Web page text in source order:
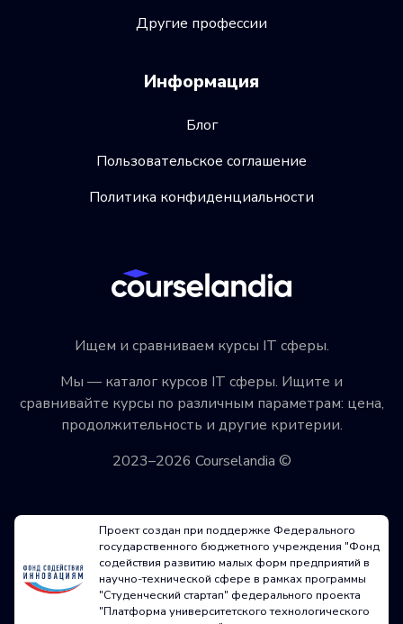
Ищем и сравниваем курсы IT сферы.
Мы — каталог курсов IT сферы. Ищите и
сравнивайте курсы по различным параметрам: цена,
продолжительность и другие критерии.
2023–2026 Courselandia ©
Другие профессии
Информация
Блог
Пользовательское соглашение
Политика конфиденциальности
Проект создан при поддержке Федерального
государственного бюджетного учреждения "Фонд
содействия развитию малых форм предприятий в
научно-технической сфере в рамках программы
"Студенческий стартап" федерального проекта
"Платформа университетского технологического